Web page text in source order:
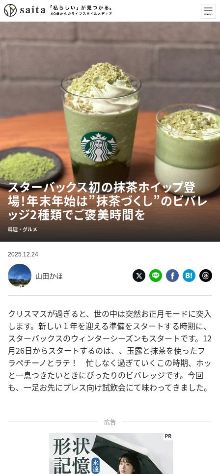
スターバックス初の抹茶ホイップ登
場！年末年始は”抹茶づくし”のビバレ
ッジ2種類でご褒美時間を
料理・グルメ
2025.12.24
山田かほ
クリスマスが過ぎると、世の中は突然お正月モードに突入
します。新しい１年を迎える準備をスタートする時期に、
スターバックスのウィンターシーズンもスタートです。12
月26日からスタートするのは、、玉露と抹茶を使ったフ
ラペチーノとラテ！ 忙しなく過ぎていくこの時期、ホッ
と一息つきたいときにぴったりのビバレッジです。今回
も、一足お先にプレス向け試飲会にて味わってきました。
広告